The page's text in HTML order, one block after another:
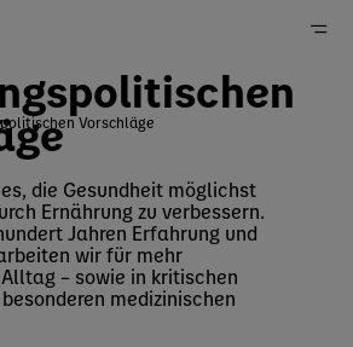
Vorschläge
die Gesundheit möglichst
Ernährung zu verbessern.
Jahren Erfahrung und
wir für mehr
– sowie in kritischen
medizinischen